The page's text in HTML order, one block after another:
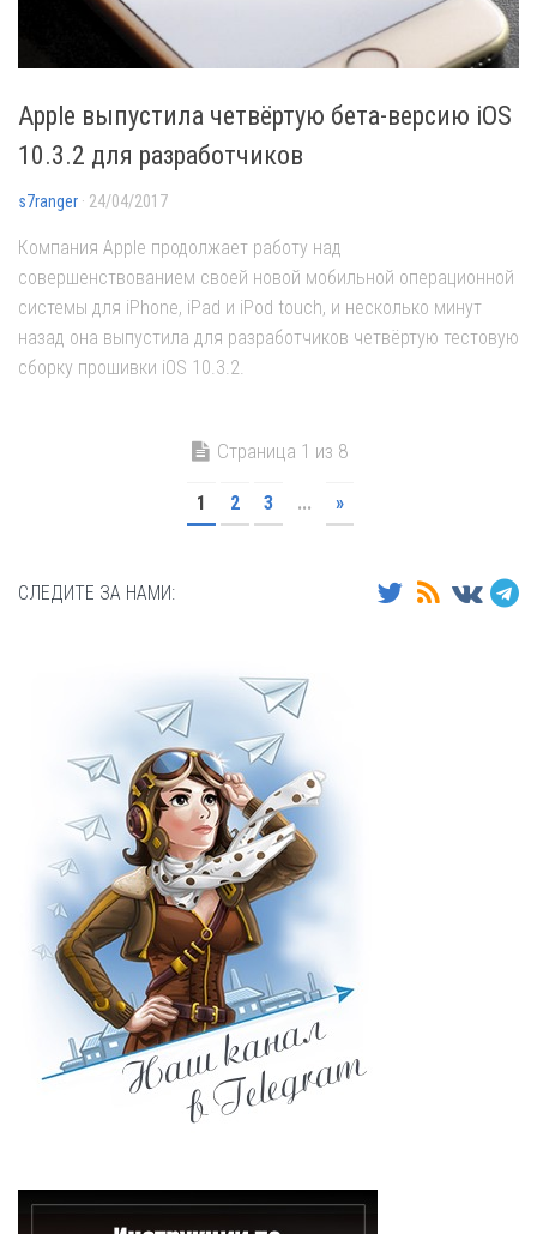
Apple выпустила четвёртую бета-версию iOS
10.3.2 для разработчиков
s7ranger · 24/04/2017
Компания Apple продолжает работу над
совершенствованием своей новой мобильной операционной
системы для iPhone, iPad и iPod touch, и несколько минут
назад она выпустила для разработчиков четвёртую тестовую
сборку прошивки iOS 10.3.2.
Страница 1 из 8
1 2 3 ... »
СЛЕДИТЕ ЗА НАМИ: